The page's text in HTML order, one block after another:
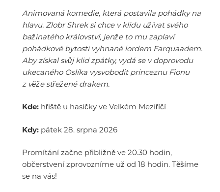
Animovaná komedie, která postavila pohádky na
hlavu. Zlobr Shrek si chce v klidu užívat svého
bažinatého království, jenže to mu zaplaví
pohádkové bytosti vyhnané lordem Farquaadem.
Aby získal svůj klid zpátky, vydá se v doprovodu
ukecaného Oslíka vysvobodit princeznu Fionu
z věže střežené drakem.
Kde: hřiště u hasičky ve Velkém Meziříčí
Kdy: pátek 28. srpna 2026
Promítání začne přibližně ve 20.30 hodin,
občerstvení zprovozníme už od 18 hodin. Těšíme
se na vás!